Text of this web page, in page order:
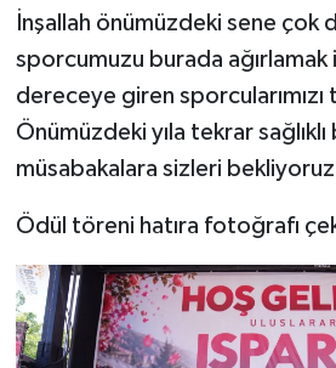
İnşallah önümüzdeki sene çok
sporcumuzu burada
dereceye giren
Önümüzdeki yıla tekrar
müsabakalara sizleri
Ödül töreni hatıra fotoğrafı